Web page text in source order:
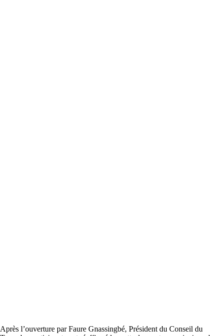
Après l’ouverture par Faure Gnassingbé, Président du Conseil du